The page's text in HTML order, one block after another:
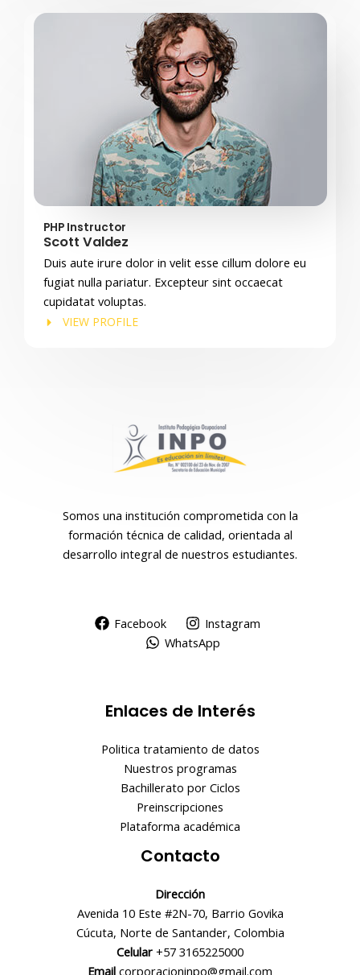
PHP Instructor
Scott Valdez
Duis aute irure dolor in velit esse cillum dolore eu
fugiat nulla pariatur. Excepteur sint occaecat
cupidatat voluptas.
VIEW PROFILE
Somos una institución comprometida con la
formación técnica de calidad, orientada al
desarrollo integral de nuestros estudiantes.
Facebook
Instagram
WhatsApp
Enlaces de Interés
Politica tratamiento de datos
Nuestros programas
Bachillerato por Ciclos
Preinscripciones
Plataforma académica
Contacto
Dirección
Avenida 10 Este #2N-70, Barrio Govika
Cúcuta, Norte de Santander, Colombia
Celular +57 3165225000
Email corporacioninpo@gmail.com